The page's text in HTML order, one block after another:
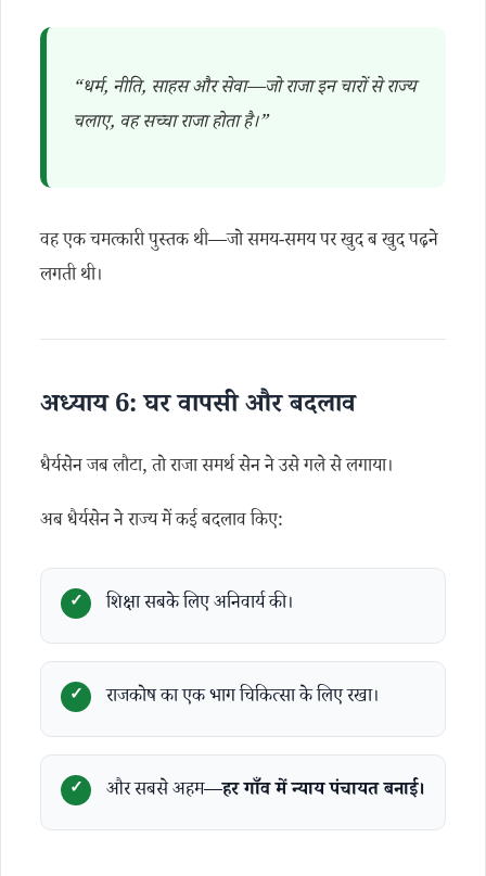
“धर्म, नीति, साहस और सेवा—जो राजा इन चारों से राज्य
चलाए, वह सच्चा राजा होता है।”
वह एक चमत्कारी पुस्तक थी—जो समय-समय पर खुद ब खुद पढ़ने
लगती थी।
अध्याय 6: घर वापसी और बदलाव
धैर्यसेन जब लौटा, तो राजा समर्थ सेन ने उसे गले से लगाया।
अब धैर्यसेन ने राज्य में कई बदलाव किए:
शिक्षा सबके लिए अनिवार्य की।
राजकोष का एक भाग चिकित्सा के लिए रखा।
और सबसे अहम—हर गाँव में न्याय पंचायत बनाई।